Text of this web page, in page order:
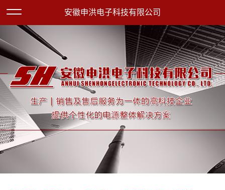
欢迎访问安徽申洪电子科技有限公司网站！
安徽申洪电子科技有限公司